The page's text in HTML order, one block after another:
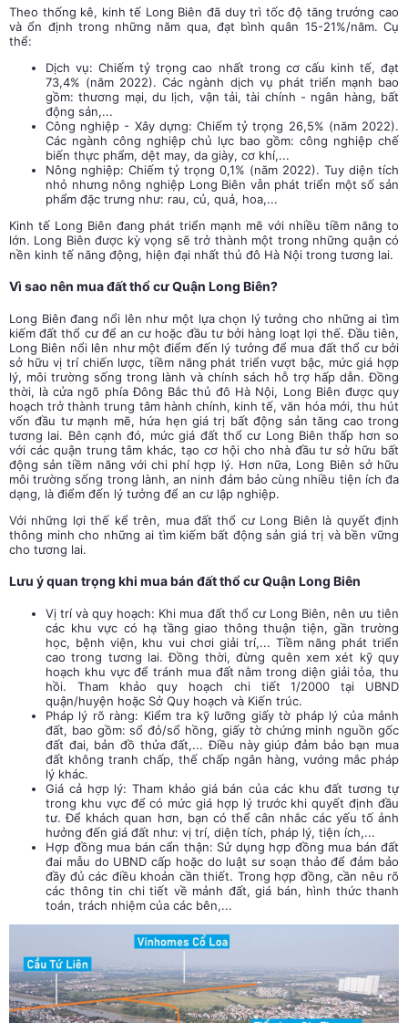
Theo thống kê, kinh tế Long Biên đã duy trì tốc độ tăng trưởng cao
và ổn định trong những năm qua, đạt bình quân 15-21%/năm. Cụ
thể:
Dịch vụ: Chiếm tỷ trọng cao nhất trong cơ cấu kinh tế, đạt
73,4% (năm 2022). Các ngành dịch vụ phát triển mạnh bao
gồm: thương mại, du lịch, vận tải, tài chính - ngân hàng, bất
động sản,...
Công nghiệp - Xây dựng: Chiếm tỷ trọng 26,5% (năm 2022).
Các ngành công nghiệp chủ lực bao gồm: công nghiệp chế
biến thực phẩm, dệt may, da giày, cơ khí,...
Nông nghiệp: Chiếm tỷ trọng 0,1% (năm 2022). Tuy diện tích
nhỏ nhưng nông nghiệp Long Biên vẫn phát triển một số sản
phẩm đặc trưng như: rau, củ, quả, hoa,...
Kinh tế Long Biên đang phát triển mạnh mẽ với nhiều tiềm năng to
lớn. Long Biên được kỳ vọng sẽ trở thành một trong những quận có
nền kinh tế năng động, hiện đại nhất thủ đô Hà Nội trong tương lai.
Vì sao nên mua đất thổ cư Quận Long Biên?
Long Biên đang nổi lên như một lựa chọn lý tưởng cho những ai tìm
kiếm đất thổ cư để an cư hoặc đầu tư bởi hàng loạt lợi thế. Đầu tiên,
Long Biên nổi lên như một điểm đến lý tưởng để mua đất thổ cư bởi
sở hữu vị trí chiến lược, tiềm năng phát triển vượt bậc, mức giá hợp
lý, môi trường sống trong lành và chính sách hỗ trợ hấp dẫn. Đồng
thời, là cửa ngõ phía Đông Bắc thủ đô Hà Nội, Long Biên được quy
hoạch trở thành trung tâm hành chính, kinh tế, văn hóa mới, thu hút
vốn đầu tư mạnh mẽ, hứa hẹn giá trị bất động sản tăng cao trong
tương lai. Bên cạnh đó, mức giá đất thổ cư Long Biên thấp hơn so
với các quận trung tâm khác, tạo cơ hội cho nhà đầu tư sở hữu bất
động sản tiềm năng với chi phí hợp lý. Hơn nữa, Long Biên sở hữu
môi trường sống trong lành, an ninh đảm bảo cùng nhiều tiện ích đa
dạng, là điểm đến lý tưởng để an cư lập nghiệp.
Với những lợi thế kể trên, mua đất thổ cư Long Biên là quyết định
thông minh cho những ai tìm kiếm bất động sản giá trị và bền vững
cho tương lai.
Lưu ý quan trọng khi mua bán đất thổ cư Quận Long Biên
Vị trí và quy hoạch: Khi mua đất thổ cư Long Biên, nên ưu tiên
các khu vực có hạ tầng giao thông thuận tiện, gần trường
học, bệnh viện, khu vui chơi giải trí,... Tiềm năng phát triển
cao trong tương lai. Đồng thời, đừng quên xem xét kỹ quy
hoạch khu vực để tránh mua đất nằm trong diện giải tỏa, thu
hồi. Tham khảo quy hoạch chi tiết 1/2000 tại UBND
quận/huyện hoặc Sở Quy hoạch và Kiến trúc.
Pháp lý rõ ràng: Kiểm tra kỹ lưỡng giấy tờ pháp lý của mảnh
đất, bao gồm: sổ đỏ/sổ hồng, giấy tờ chứng minh nguồn gốc
đất đai, bản đồ thửa đất,... Điều này giúp đảm bảo bạn mua
đất không tranh chấp, thế chấp ngân hàng, vướng mắc pháp
lý khác.
Giá cả hợp lý: Tham khảo giá bán của các khu đất tương tự
trong khu vực để có mức giá hợp lý trước khi quyết định đầu
tư. Để khách quan hơn, bạn có thể cân nhắc các yếu tố ảnh
hưởng đến giá đất như: vị trí, diện tích, pháp lý, tiện ích,...
Hợp đồng mua bán cẩn thận: Sử dụng hợp đồng mua bán đất
đai mẫu do UBND cấp hoặc do luật sư soạn thảo để đảm bảo
đầy đủ các điều khoản cần thiết. Trong hợp đồng, cần nêu rõ
các thông tin chi tiết về mảnh đất, giá bán, hình thức thanh
toán, trách nhiệm của các bên,...